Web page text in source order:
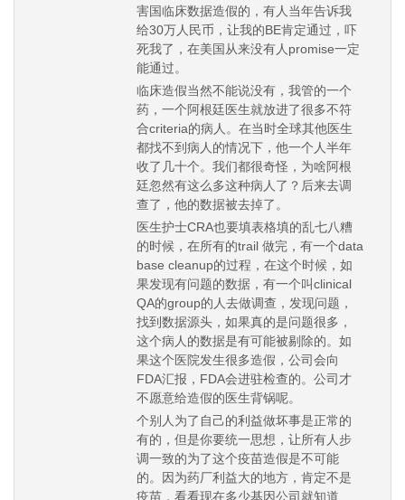
害国临床数据造假的，有人当年告诉我
给30万人民币，让我的BE肯定通过，吓
死我了，在美国从来没有人promise一定
能通过。
临床造假当然不能说没有，我管的一个
药，一个阿根廷医生就放进了很多不符
合criteria的病人。在当时全球其他医生
都找不到病人的情况下，他一个人半年
收了几十个。我们都很奇怪，为啥阿根
廷忽然有这么多这种病人了？后来去调
查了，他的数据被去掉了。
医生护士CRA也要填表格填的乱七八糟
的时候，在所有的trail 做完，有一个data
base cleanup的过程，在这个时候，如
果发现有问题的数据，有一个叫clinical
QA的group的人去做调查，发现问题，
找到数据源头，如果真的是问题很多，
这个病人的数据是有可能被剔除的。如
果这个医院发生很多造假，公司会向
FDA汇报，FDA会进驻检查的。公司才
不愿意给造假的医生背锅呢。
个别人为了自己的利益做坏事是正常的
有的，但是你要统一思想，让所有人步
调一致的为了这个疫苗造假是不可能
的。因为药厂利益大的地方，肯定不是
疫苗，看看现在多少基因公司就知道